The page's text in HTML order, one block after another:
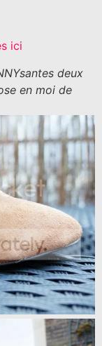
ici
deux
en moi de